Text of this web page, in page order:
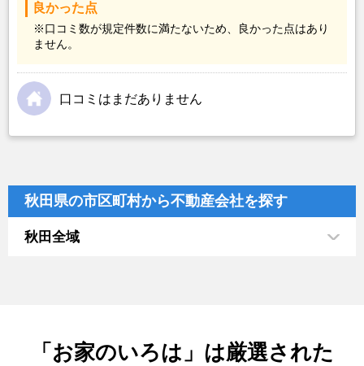
良かった点
※口コミ数が規定件数に満たないため、良かった点はあり
ません。
口コミはまだありません
秋田県の市区町村から不動産会社を探す
秋田全域
「お家のいろは」は厳選された